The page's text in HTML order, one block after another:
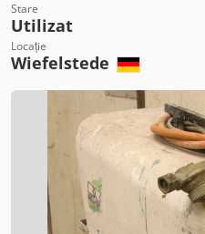
Stare
Utilizat
Locație
Wiefelstede